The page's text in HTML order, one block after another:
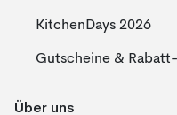
KitchenDays 2026
Gutscheine &
Über uns